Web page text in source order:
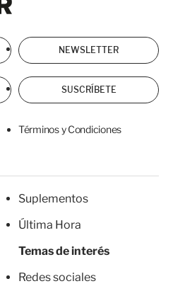
NEWSLETTER
SUSCRÍBETE
Términos y Condiciones
Suplementos
Última Hora
Temas de interés
Redes sociales